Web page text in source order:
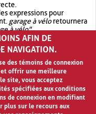
expressions pour
garage à véloretournera
à vélo".
avec OR.garage OR vélo
quegarage à vélo
AFIN DE
NAVIGATION.
des témoins de connexion
offrir une meilleure
site, vous acceptez
spécifiées aux conditions
de connexion en modifiant
plus sur le recours aux